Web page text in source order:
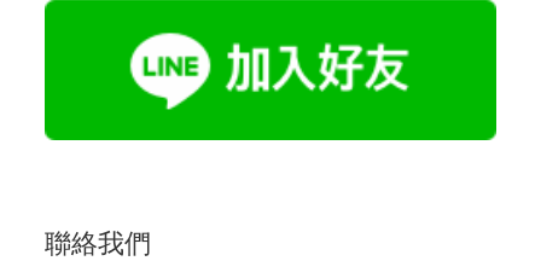
聯絡我們